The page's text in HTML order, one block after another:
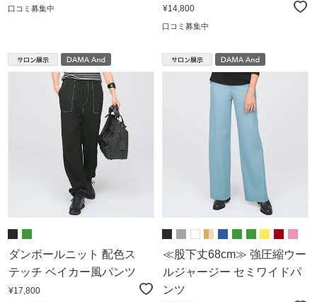
口コミ募集中 ¥14,800
口コミ募集中
ダンボールニット 配色ス
テッチ ベイカー風パンツ
¥17,800
≪股下丈68cm≫ 強圧縮ウー
ルジャージー セミワイドパ
ンツ